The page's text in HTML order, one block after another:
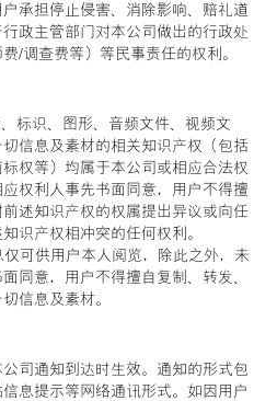
承担停止侵害、消除影响、赔礼道
政主管部门对本公司做出的行政处
/调查费等）等民事责任的权利。
标识、图形、音频文件、视频文
信息及素材的相关知识产权（包括
权等）均属于本公司或相应合法权
权利人事先书面同意，用户不得擅
述知识产权的权属提出异议或向任
识产权相冲突的任何权利。
可供用户本人阅览，除此之外，未
同意，用户不得擅自复制、转发、
信息及素材。
司通知到达时生效。通知的形式包
息提示等网络通讯形式。如因用户